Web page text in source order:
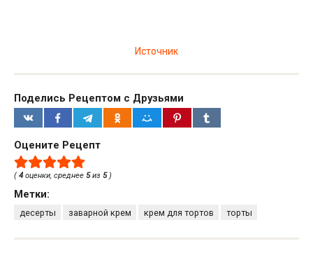
Источник
Поделись Рецептом с Друзьями
Оцените Рецепт
(4 оценки, среднее 5из 5)
Метки:
десерты заварной крем крем для тортов торты